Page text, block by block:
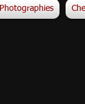
Photographies